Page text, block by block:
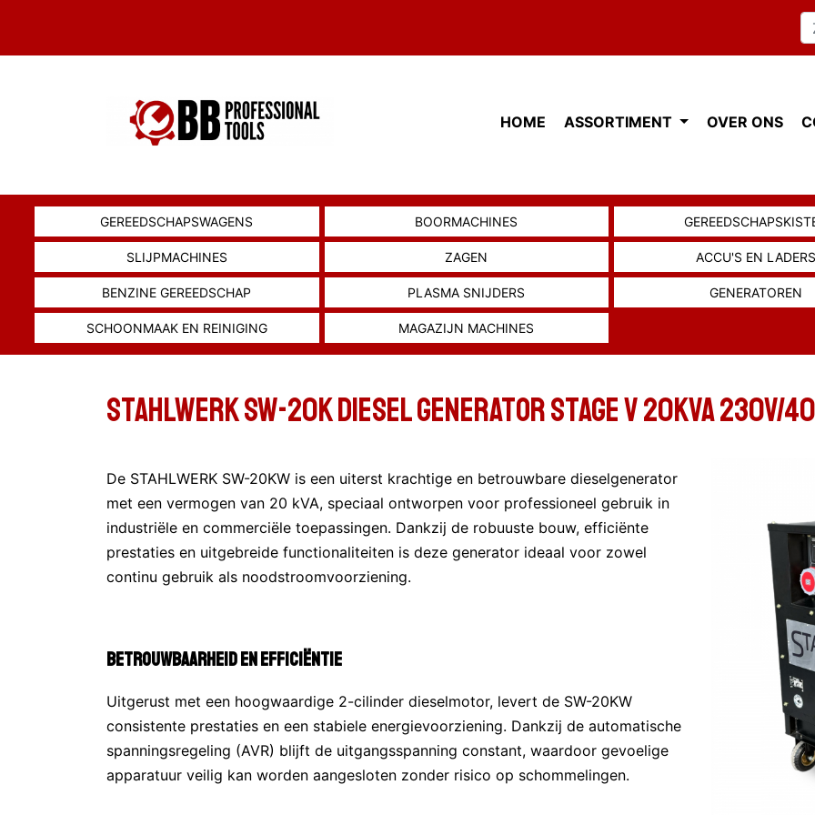
HOME ASSORTIMENT OVER ONS
GEREEDSCHAPSWAGENS BOORMACHINES
SLIJPMACHINES ZAGEN ACCU'S EN
BENZINE GEREEDSCHAP PLASMA SNIJDERS GENERATOREN
SCHOONMAAK EN REINIGING MAGAZIJN MACHINES
Stahlwerk SW-20K Diesel generator stage V 20kVA 230V/
De STAHLWERK SW-20KW is een uiterst krachtige en betrouwbare dieselgenerator
met een vermogen van 20 kVA, speciaal ontworpen voor professioneel gebruik in
industriële en commerciële toepassingen. Dankzij de robuuste bouw, efficiënte
prestaties en uitgebreide functionaliteiten is deze generator ideaal voor zowel
continu gebruik als noodstroomvoorziening.
Betrouwbaarheid en Efficiëntie
Uitgerust met een hoogwaardige 2-cilinder dieselmotor, levert de SW-20KW
consistente prestaties en een stabiele energievoorziening. Dankzij de automatische
spanningsregeling (AVR) blijft de uitgangsspanning constant, waardoor gevoelige
apparatuur veilig kan worden aangesloten zonder risico op schommelingen.